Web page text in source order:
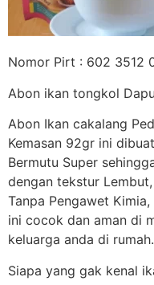
Nomor Pirt : 602 3512
Abon ikan tongkol
Abon Ikan cakalang
Kemasan 92gr ini
Bermutu Super
dengan tekstur
Tanpa Pengawet
ini cocok dan aman di
keluarga anda di rumah.
Siapa yang gak kenal